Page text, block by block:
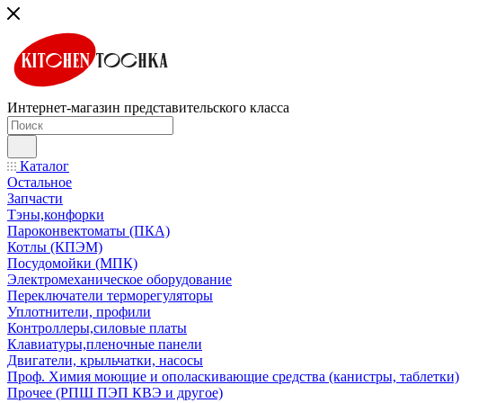
Интернет-магазин представительского класса
Каталог
Остальное
Запчасти
Тэны,конфорки
Пароконвектоматы (ПКА)
Котлы (КПЭМ)
Посудомойки (МПК)
Электромеханическое оборудование
Переключатели терморегуляторы
Уплотнители, профили
Контроллеры,силовые платы
Клавиатуры,пленочные панели
Двигатели, крыльчатки, насосы
Проф. Химия моющие и ополаскивающие средства (канистры, таблетки)
Прочее (РПШ ПЭП КВЭ и другое)